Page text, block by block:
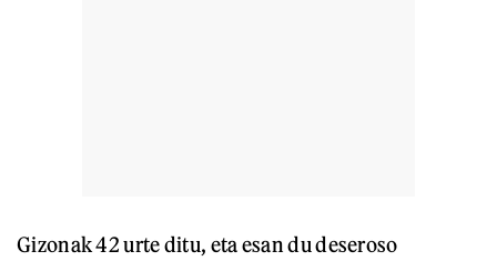
Gizonak 42 urte ditu, eta esan du deseroso